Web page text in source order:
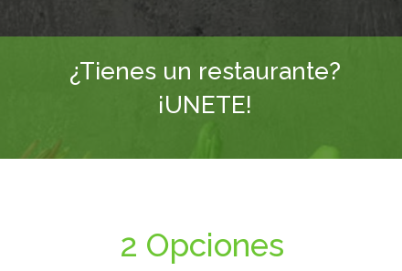
¿Tienes un restaurante?
¡UNETE!
2 Opciones